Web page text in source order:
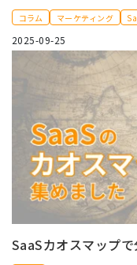
コラム マーケティング
2025-09-25
SaaSカオスマップ